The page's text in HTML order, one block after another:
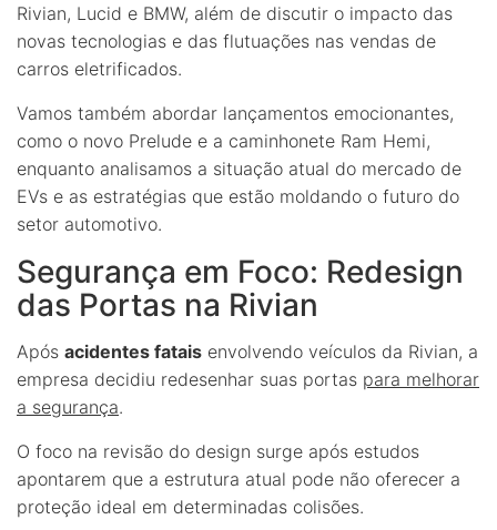
Rivian, Lucid e BMW, além de discutir o impacto das
novas tecnologias e das flutuações nas vendas de
carros eletrificados.
Vamos também abordar lançamentos emocionantes,
como o novo Prelude e a caminhonete Ram Hemi,
enquanto analisamos a situação atual do mercado de
EVs e as estratégias que estão moldando o futuro do
setor automotivo.
Segurança em Foco: Redesign
das Portas na Rivian
Após acidentes fatais envolvendo veículos da Rivian, a
empresa decidiu redesenhar suas portas para melhorar
a segurança.
O foco na revisão do design surge após estudos
apontarem que a estrutura atual pode não oferecer a
proteção ideal em determinadas colisões.